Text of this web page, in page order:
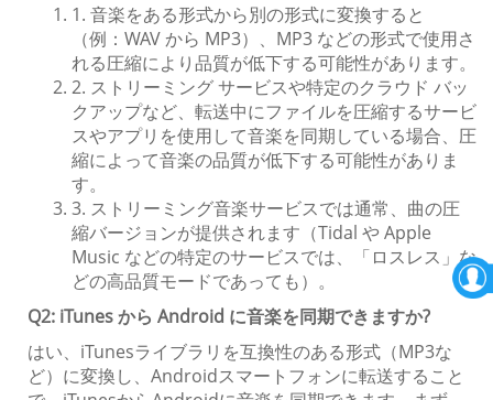
1. 音楽をある形式から別の形式に変換すると
（例：WAV から MP3）、MP3 などの形式で使用さ
れる圧縮により品質が低下する可能性があります。
2. ストリーミング サービスや特定のクラウド バッ
クアップなど、転送中にファイルを圧縮するサービ
スやアプリを使用して音楽を同期している場合、圧
縮によって音楽の品質が低下する可能性がありま
す。
3. ストリーミング音楽サービスでは通常、曲の圧
縮バージョンが提供されます（Tidal や Apple
Music などの特定のサービスでは、「ロスレス」な
どの高品質モードであっても）。
Q2: iTunes から Android に音楽を同期できますか?
はい、iTunesライブラリを互換性のある形式（MP3な
ど）に変換し、Androidスマートフォンに転送すること